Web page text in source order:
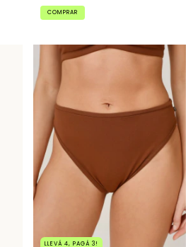
COMPRAR
LLEVÁ 4, PAGÁ 3!